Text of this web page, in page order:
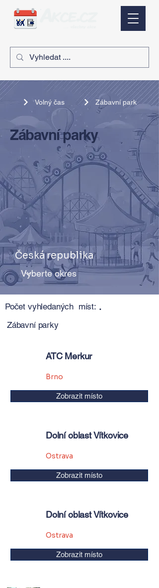
Volný čas Zábavní park
Zábavní parky
Česká republika
Počet vyhledaných míst: .
Zábavní parky
ATC Merkur
Brno
Zobrazit místo
Dolní oblast Vítkovice
Ostrava
Zobrazit místo
Dolní oblast Vítkovice
Ostrava
Zobrazit místo